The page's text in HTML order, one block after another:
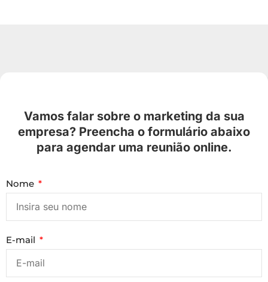
Vamos falar sobre o marketing da sua
empresa? Preencha o formulário abaixo
para agendar uma reunião online.
Nome
E-mail